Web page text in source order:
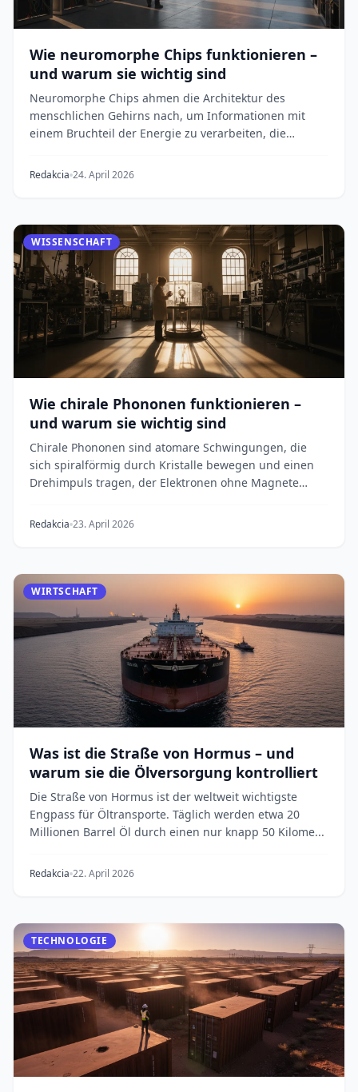
Wie neuromorphe Chips funktionieren –
und warum sie wichtig sind
Neuromorphe Chips ahmen die Architektur des
menschlichen Gehirns nach, um Informationen mit
einem Bruchteil der Energie zu verarbeiten, die
Redakcia 24. April 2026
WISSENSCHAFT
Wie chirale Phononen funktionieren –
und warum sie wichtig sind
Chirale Phononen sind atomare Schwingungen, die
sich spiralförmig durch Kristalle bewegen und einen
Drehimpuls tragen, der Elektronen ohne Magnete
Redakcia 23. April 2026
WIRTSCHAFT
Was ist die Straße von Hormus – und
warum sie die Ölversorgung kontrolliert
Die Straße von Hormus ist der weltweit wichtigste
Engpass für Öltransporte. Täglich werden etwa 20
Millionen Barrel Öl durch einen nur knapp 50 Kilome...
Redakcia 22. April 2026
TECHNOLOGIE